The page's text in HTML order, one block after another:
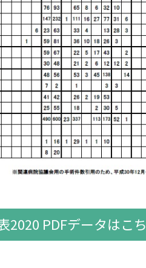
2020 PDFデータはこ